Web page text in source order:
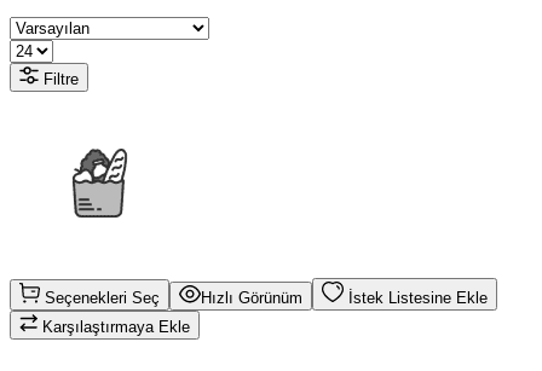
Filtre
Seçenekleri Seç Hızlı Görünüm
İstek Listesine Ekle
Karşılaştırmaya Ekle